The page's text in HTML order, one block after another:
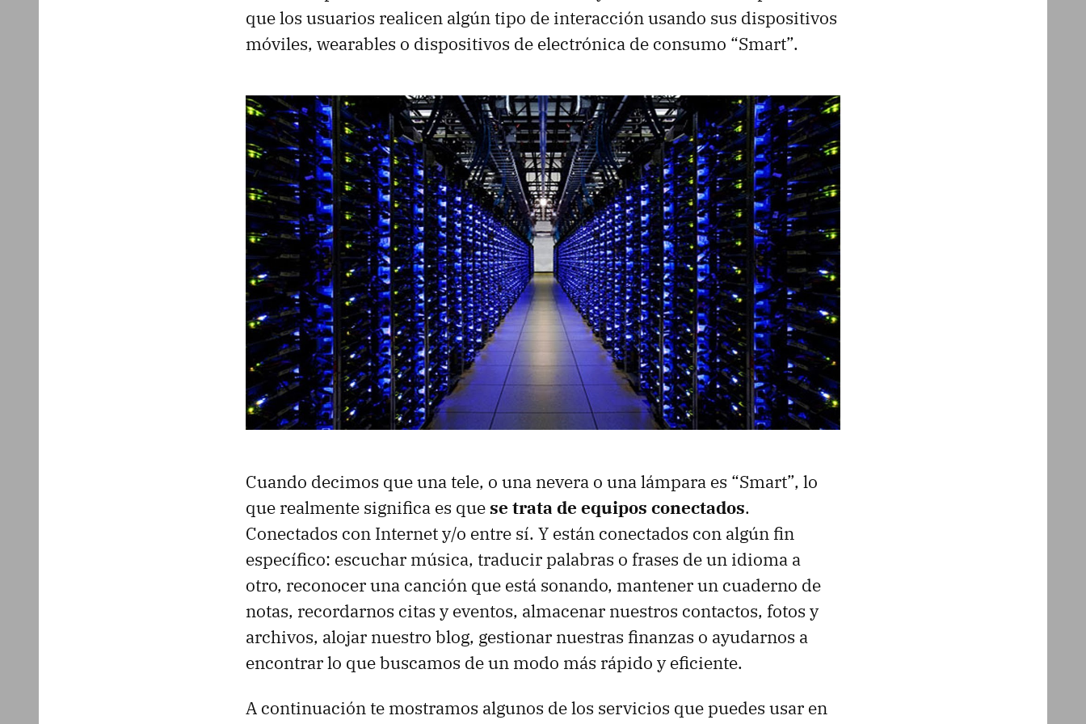
que los usuarios realicen algún tipo de interacción usando sus dispositivos
móviles, wearables o dispositivos de electrónica de consumo “Smart”.
Cuando decimos que una tele, o una nevera o una lámpara es “Smart”, lo
que realmente significa es quese trata de equipos conectados.
Conectados con Internet y/o entre sí. Y están conectados con algún fin
específico: escuchar música, traducir palabras o frases de un idioma a
otro, reconocer una canción que está sonando, mantener un cuaderno de
notas, recordarnos citas y eventos, almacenar nuestros contactos, fotos y
archivos, alojar nuestro blog, gestionar nuestras finanzas o ayudarnos a
encontrar lo que buscamos de un modo más rápido y eficiente.
A continuación te mostramos algunos de los servicios que puedes usar en